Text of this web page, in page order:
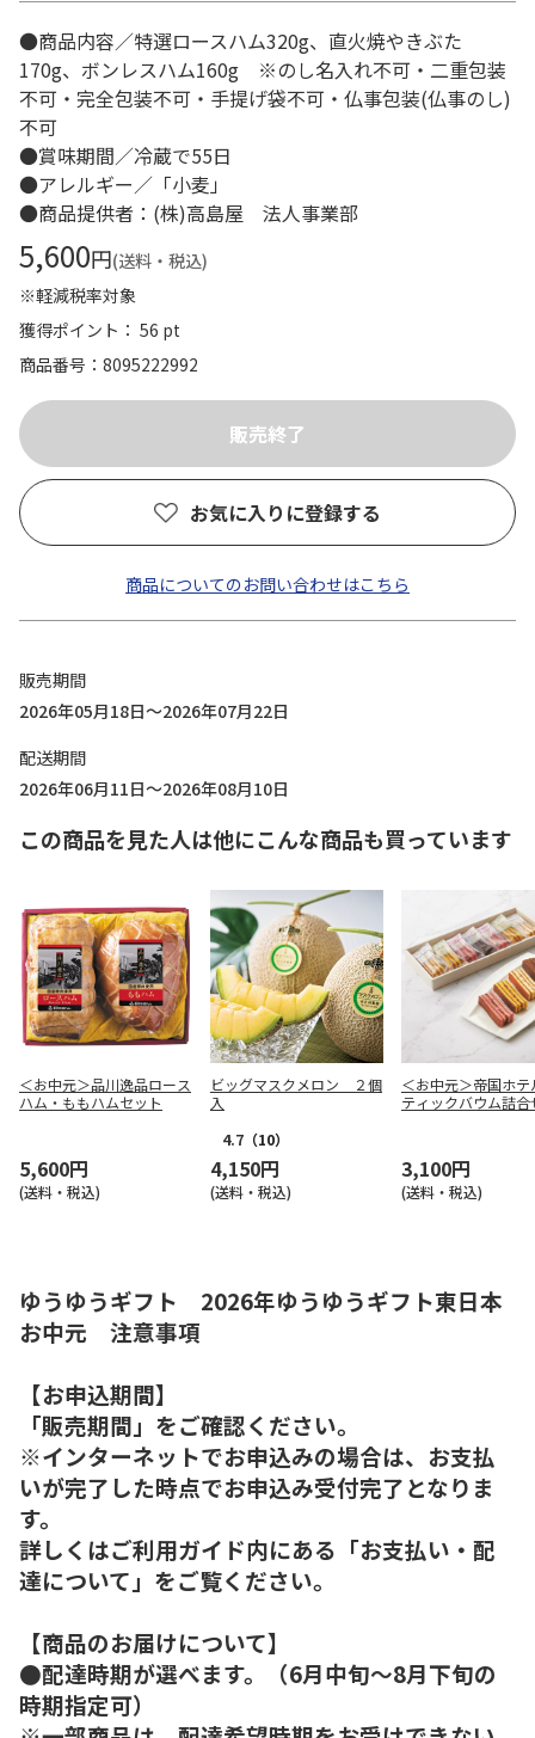
●商品内容／特選ロースハム320g、直火焼やきぶた
170g、ボンレスハム160g ※のし名入れ不可・二重包装
不可・完全包装不可・手提げ袋不可・仏事包装(仏事のし)
不可
●賞味期間／冷蔵で55日
●アレルギー／「小麦」
●商品提供者：(株)高島屋 法人事業部
5,600円(送料・税込)
※軽減税率対象
獲得ポイント： 56 pt
商品番号
8095222992
お気に入りに登録する
商品についてのお問い合わせはこちら
販売期間
2026年05月18日～2026年07月22日
配送期間
2026年06月11日～2026年08月10日
この商品を見た人は他にこんな商品も買っています
＜お中元＞品川逸品ロース
ハム・ももハムセット
5,600円
(送料・税込)
ビッグマスクメロン ２個
入
4.7 （10）
4,150円
(送料・税込)
＜お中元＞帝国ホ
ティックバウム詰合
3,100円
(送料・税込)
ゆうゆうギフト 2026年ゆうゆうギフト東日本
お中元 注意事項
【お申込期間】
「販売期間」をご確認ください。
※インターネットでお申込みの場合は、お支払
いが完了した時点でお申込み受付完了となりま
す。
詳しくはご利用ガイド内にある「お支払い・配
達について」をご覧ください。
【商品のお届けについて】
●配達時期が選べます。（6月中旬～8月下旬の
時期指定可）